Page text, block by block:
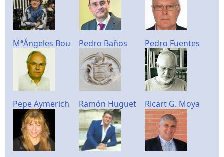
MªÁngeles Bou Pedro Baños Pedro Fuentes
Pepe Aymerich Ramón Huguet Ricart G. Moya